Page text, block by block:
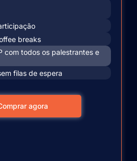
breaks
com todos os palestrantes e
filas de espera
agora